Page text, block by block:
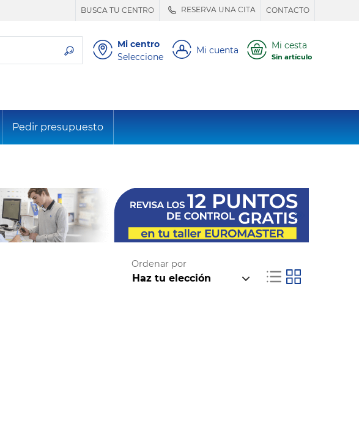
BUSCA TU CENTRO RESERVA UNA CITA CONTACTO
Mi centro
Seleccione
Mi cuenta Mi cesta
Sin artículo
Pedir presupuesto
Ordenar por